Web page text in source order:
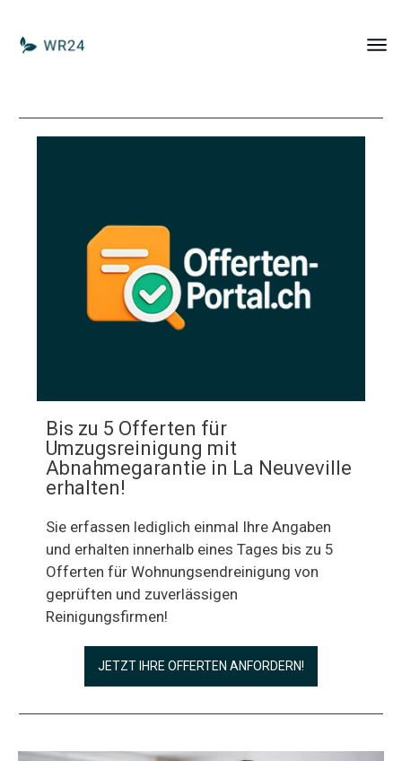
Bis zu 5 Offerten für
Umzugsreinigung mit
Abnahmegarantie in La Neuveville
erhalten!
Sie erfassen lediglich einmal Ihre Angaben
und erhalten innerhalb eines Tages bis zu 5
Offerten für Wohnungsendreinigung von
geprüften und zuverlässigen
Reinigungsfirmen!
JETZT IHRE OFFERTEN ANFORDERN!